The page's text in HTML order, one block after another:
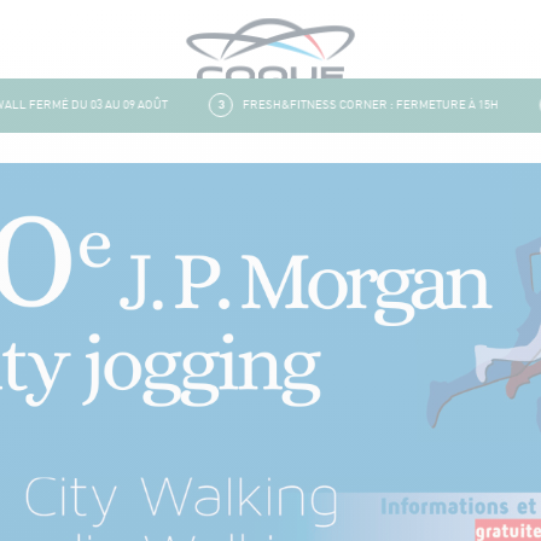
FERMÉ DU 03 AU 09 AOÛT 3 FRESH&FITNESS CORNER : FERMETURE À 15H 4